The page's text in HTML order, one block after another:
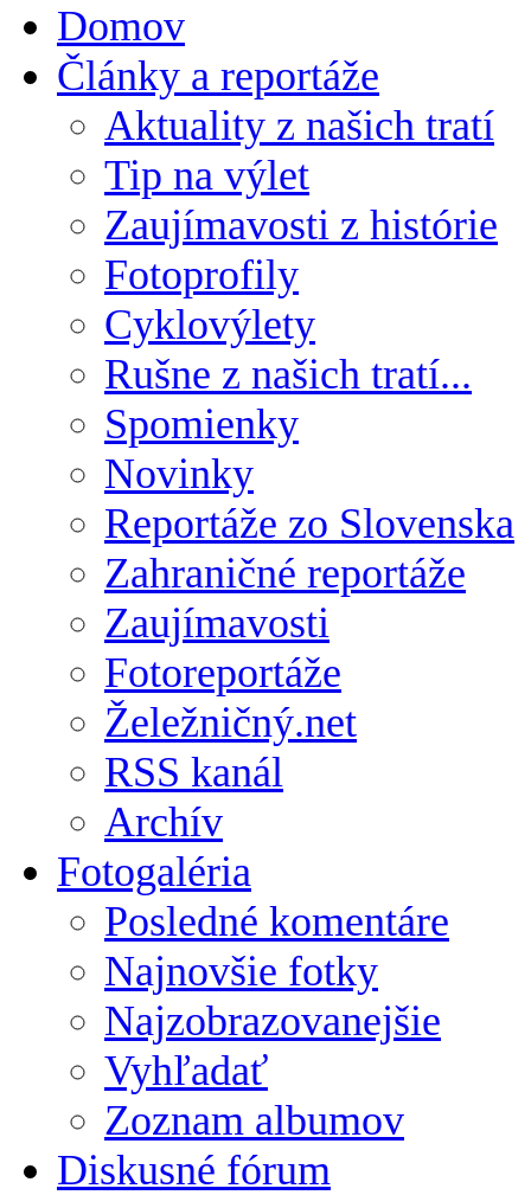
Domov
Články a reportáže
Aktuality z našich tratí
Tip na výlet
Zaujímavosti z histórie
Fotoprofily
Cyklovýlety
Rušne z našich tratí...
Spomienky
Novinky
Reportáže zo Slovenska
Zahraničné reportáže
Zaujímavosti
Fotoreportáže
Želežničný.net
RSS kanál
Archív
Fotogaléria
Posledné komentáre
Najnovšie fotky
Najzobrazovanejšie
Vyhľadať
Zoznam albumov
Diskusné fórum